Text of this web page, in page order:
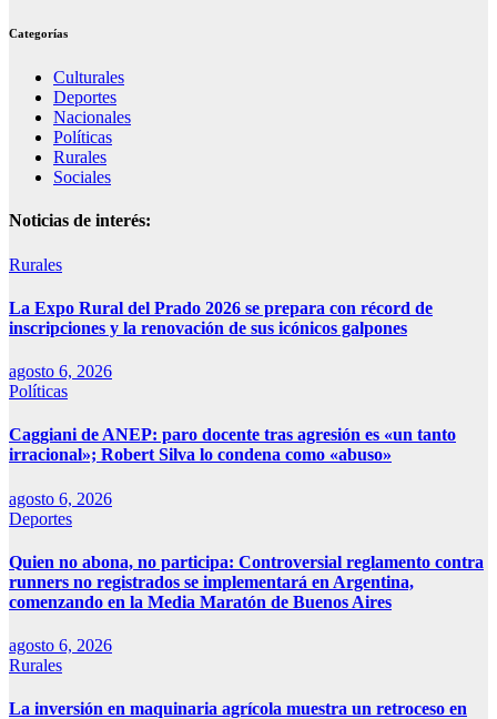
Categorías
Culturales
Deportes
Nacionales
Políticas
Rurales
Sociales
Noticias de interés:
Rurales
La Expo Rural del Prado 2026 se prepara con récord de
inscripciones y la renovación de sus icónicos galpones
agosto 6, 2026
Políticas
Caggiani de ANEP: paro docente tras agresión es «un tanto
irracional»; Robert Silva lo condena como «abuso»
agosto 6, 2026
Deportes
Quien no abona, no participa: Controversial reglamento contra
runners no registrados se implementará en Argentina,
comenzando en la Media Maratón de Buenos Aires
agosto 6, 2026
Rurales
La inversión en maquinaria agrícola muestra un retroceso en